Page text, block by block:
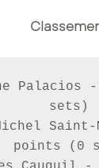
Palacios
sets)
points (0